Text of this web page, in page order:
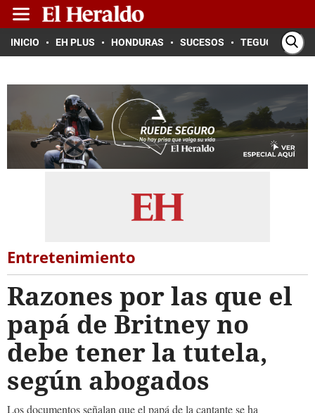
INICIO EH PLUS HONDURAS SUCESOS TEGUCIGALPA
Entretenimiento
Razones por las que el
papá de Britney no
debe tener la tutela,
según abogados
Los documentos señalan que el papá de la cantante se ha